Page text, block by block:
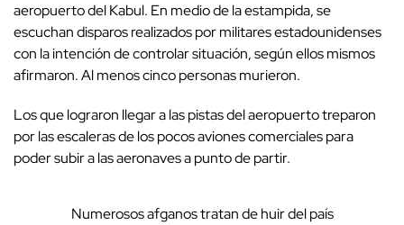
aeropuerto del Kabul. En medio de la estampida, se
escuchan disparos realizados por militares estadounidenses
con la intención de controlar situación, según ellos mismos
afirmaron. Al menos cinco personas murieron.
Los que lograron llegar a las pistas del aeropuerto treparon
por las escaleras de los pocos aviones comerciales para
poder subir a las aeronaves a punto de partir.
Numerosos afganos tratan de huir del país